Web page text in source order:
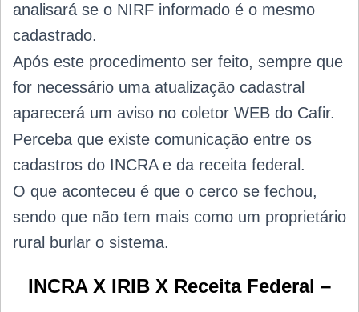
analisará se o NIRF informado é o mesmo
cadastrado.
Após este procedimento ser feito, sempre que
for necessário uma atualização cadastral
aparecerá um aviso no coletor WEB do Cafir.
Perceba que existe comunicação entre os
cadastros do INCRA e da receita federal.
O que aconteceu é que o cerco se fechou,
sendo que não tem mais como um proprietário
rural burlar o sistema.
INCRA X IRIB X Receita Federal –